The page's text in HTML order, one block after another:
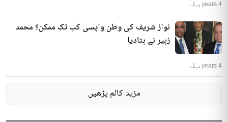
4 years پہلے
نواز شریف کی وطن واپسی کب تک ممکن؟ محمد
زبیر نے بتادیا
4 years پہلے
مزید کالم پڑھیں